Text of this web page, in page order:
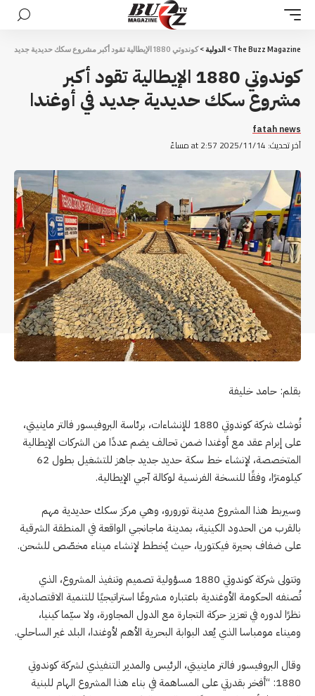
The Buzz Magazine
> الدولية> كوندوتي 1880 الإيطالية تقود أكبر مشروع سكك حديدية جديد في أوغندا
كوندوتي 1880 الإيطالية تقود أكبر
مشروع سكك حديدية جديد في أوغندا
آخر تحديث: 2025/11/14 at 2:57 مساءً
fatah news
بقلم: حامد خليفة
تُوشك شركة كوندوتي 1880 للإنشاءات، برئاسة البروفيسور فالتر ماينيتي،
على إبرام عقد مع أوغندا ضمن تحالف يضم عددًا من الشركات الإيطالية
المتخصصة، لإنشاء خط سكة حديد جديد جاهز للتشغيل بطول 62
كيلومترًا، وفقًا للنسخة الفرنسية لوكالة آجي الإيطالية.
وسيربط هذا المشروع مدينة تورورو، وهي مركز سكك حديدية مهم
بالقرب من الحدود الكينية، بمدينة ماجانجي الواقعة في المنطقة الشرقية
على ضفاف بحيرة فيكتوريا، حيث يُخطط لإنشاء ميناء مخصّص للشحن.
وتتولى شركة كوندوتي 1880 مسؤولية تصميم وتنفيذ المشروع، الذي
تُصنفه الحكومة الأوغندية باعتباره مشروعًا استراتيجيًا للتنمية الاقتصادية،
نظرًا لدوره في تعزيز حركة التجارة مع الدول المجاورة، ولا سيّما كينيا،
وميناء مومباسا الذي يُعد البوابة البحرية الأهم لأوغندا، البلد غير الساحلي.
وقال البروفيسور فالتر ماينيتي، الرئيس والمدير التنفيذي لشركة كوندوتي
1880: “أفخر بقدرتي على المساهمة في بناء هذا المشروع الهام للبنية